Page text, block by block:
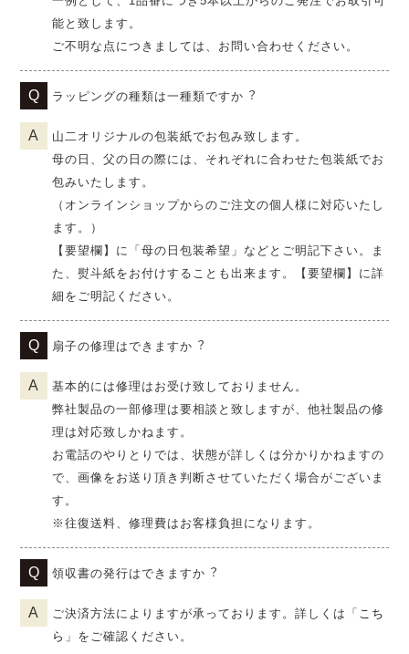
能と致します。
ご不明な点につきましては、お問い合わせください。
ラッピングの種類は一種類ですか︖
山二オリジナルの包装紙でお包み致します。
母の日、父の日の際には、それぞれに合わせた包装紙でお
包みいたします。
（オンラインショップからのご注文の個人様に対応いたし
ます。）
【要望欄】に「母の日包装希望」などとご明記下さい。ま
た、熨斗紙をお付けすることも出来ます。【要望欄】に詳
細をご明記ください。
扇子の修理はできますか︖
基本的には修理はお受け致しておりません。
弊社製品の一部修理は要相談と致しますが、他社製品の修
理は対応致しかねます。
お電話のやりとりでは、状態が詳しくは分かりかねますの
で、画像をお送り頂き判断させていただく場合がございま
す。
※往復送料、修理費はお客様負担になります。
領収書の発行はできますか︖
ご決済方法によりますが承っております。詳しくは「 こち
ら 」をご確認ください。